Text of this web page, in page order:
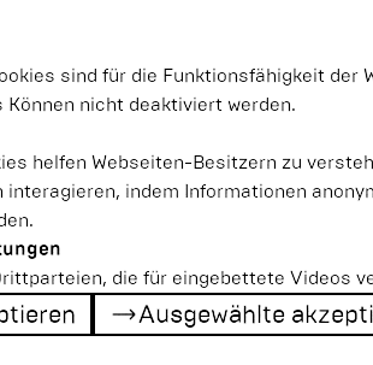
sind für die Funktionsfähigkeit der
Können nicht deaktiviert werden.
helfen Webseiten-Besitzern zu
interagieren, indem Informationen
die für eingebettete Videos
Ausgewählte